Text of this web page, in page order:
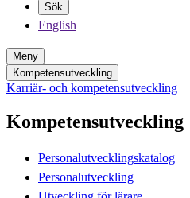
Sök
English
Meny
Kompetensutveckling
Karriär- och kompetensutveckling
Kompetensutveckling
Personalutvecklingskatalog
Personalutveckling